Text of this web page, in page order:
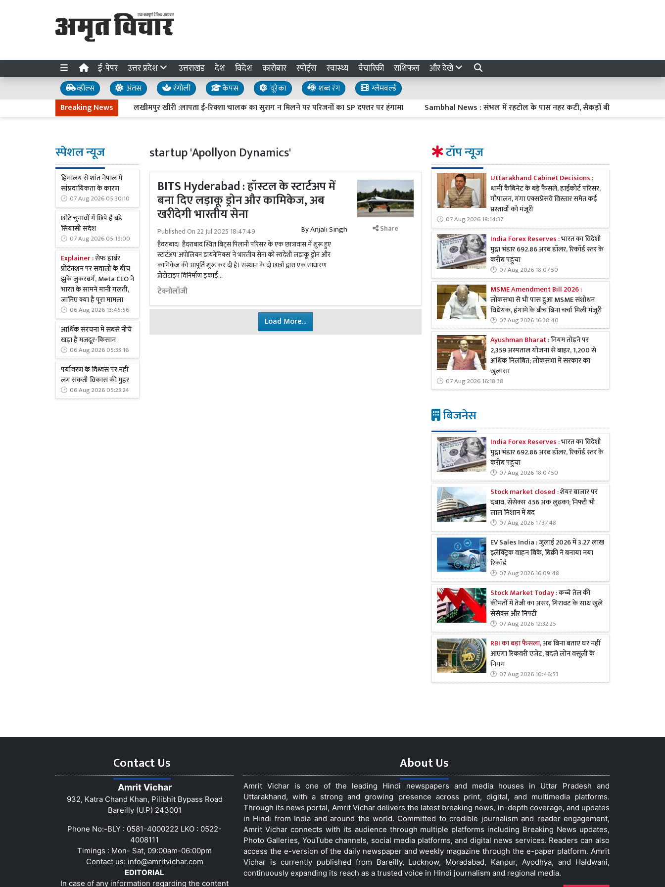
ई-पेपर उत्तर प्रदेश उत्तराखंड देश विदेश कारोबार स्पोर्ट्स स्वास्थ्य वैचारिकी राशिफल और देखें
व्हील्स अंतस रंगोली कैंपस यूरेका शब्द रंग
ग्लैमवर्ल्ड
Breaking News
लखीमपुर खीरी :लापता ई-रिक्शा चालक का सुराग न मिलने पर परिजनों का SP दफ्तर पर हंगामा Sambhal News : संभल में रहटोल के पास नहर कटी, सैकड़ों बीघा फसल जलमग्न, चार
स्पेशल न्यूज
हिमालय से शांत नेपाल में
सांप्रदायिकता के कारण
07 Aug 2026 05:30:10
छोटे चुनावों में छिपे हैं बड़े
सियासी संदेश
07 Aug 2026 05:19:00
Explainer :सेफ हार्बर
प्रोटेक्शन पर सवालों के बीच
झुके जुकरबर्ग, Meta CEO ने
भारत के सामने मानी गलती,
जानिए क्या है पूरा मामला
06 Aug 2026 13:45:56
आर्थिक संरचना में सबसे नीचे
खड़ा है मजदूर-किसान
06 Aug 2026 05:33:16
पर्यावरण के विध्वंस पर नहीं
लग सकती विकास की मुहर
06 Aug 2026 05:23:24
startup 'Apollyon Dynamics'
BITS Hyderabad : हॉस्टल के स्टार्टअप में
बना दिए लड़ाकू ड्रोन और कामिकेज, अब
खरीदेगी भारतीय सेना
Published On 22 Jul 2025 18:47:49 ByAnjali Singh
हैदराबाद। हैदराबाद स्थित बिट्स पिलानी परिसर के एक छात्रावास में शुरू हुए
स्टार्टअप ‘अपोलियन डायनेमिक्स’ ने भारतीय सेना को स्वदेशी लड़ाकू ड्रोन और
कामिकेज की आपूर्ति शुरू कर दी है। संस्थान के दो छात्रों द्वारा एक साधारण
प्रोटोटाइप विनिर्माण इकाई...
टेक्नोलॉजी
Share
Load More...
टॉप न्यूज
Uttarakhand Cabinet Decisions :
धामी कैबिनेट के बड़े फैसले, हाईकोर्ट परिसर,
गौपालन, गंगा एक्सप्रेसवे विस्तार समेत कई
प्रस्तावों को मंजूरी
07 Aug 2026 18:14:37
India Forex Reserves :भारत का विदेशी
मुद्रा भंडार 692.86 अरब डॉलर, रिकॉर्ड स्तर के
करीब पहुंचा
07 Aug 2026 18:07:50
MSME Amendment Bill 2026 :
लोकसभा से भी पास हुआ MSME संशोधन
विधेयक, हंगामे के बीच बिना चर्चा मिली मंजूरी
07 Aug 2026 16:38:40
Ayushman Bharat :नियम तोड़ने पर
2,359 अस्पताल योजना से बाहर, 1,200 से
अधिक निलंबित; लोकसभा में सरकार का
खुलासा
07 Aug 2026 16:18:38
बिजनेस
India Forex Reserves :भारत का विदेशी
मुद्रा भंडार 692.86 अरब डॉलर, रिकॉर्ड स्तर के
करीब पहुंचा
07 Aug 2026 18:07:50
Stock market closed :शेयर बाजार पर
दबाव, सेंसेक्स 456 अंक लुढ़का; निफ्टी भी
लाल निशान में बंद
07 Aug 2026 17:37:48
EV Sales India : जुलाई 2026 में 3.27 लाख
इलेक्ट्रिक वाहन बिके, बिक्री ने बनाया नया
रिकॉर्ड
07 Aug 2026 16:09:48
Stock Market Today :कच्चे तेल की
कीमतों में तेजी का असर, गिरावट के साथ खुले
सेंसेक्स और निफ्टी
07 Aug 2026 12:32:25
RBI का बड़ा फैसला,अब बिना बताए घर नहीं
आएगा रिकवरी एजेंट, बदले लोन वसूली के
नियम
07 Aug 2026 10:46:53
Contact Us
Amrit Vichar
932, Katra Chand Khan, Pilibhit Bypass Road
Bareilly (U.P) 243001
Phone No:-BLY : 0581-4000222 LKO : 0522-
4008111
Timings : Mon- Sat, 09:00am-06:00pm
Contact us: info@amritvichar.com
EDITORIAL
In case of any information regarding the content
About Us
Amrit Vichar is one of the leading Hindi newspapers and media houses in Uttar Pradesh and
Uttarakhand, with a strong and growing presence across print, digital, and multimedia platforms.
Through its news portal, Amrit Vichar delivers the latest breaking news, in-depth coverage, and updates
in Hindi from India and around the world. Committed to credible journalism and reader engagement,
Amrit Vichar connects with its audience through multiple platforms including Breaking News updates,
Photo Galleries, YouTube channels, social media platforms, and digital news services. Readers can also
access the e-version of the daily newspaper and weekly magazine through the e-paper platform. Amrit
Vichar is currently published from Bareilly, Lucknow, Moradabad, Kanpur, Ayodhya, and Haldwani,
continuously expanding its reach as a trusted voice in Hindi journalism and regional media.